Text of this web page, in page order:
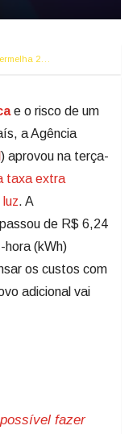
2…
e o risco de um
a Agência
) aprovou na terça-
taxa extra
. A
de R$ 6,24
(kWh)
os custos com
adicional vai
fazer